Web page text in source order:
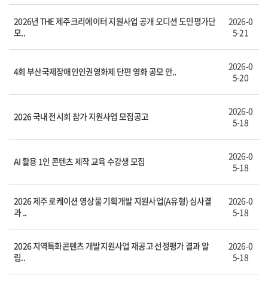
2026년 THE 제주크리에이터 지원사업 공개 오디션 도민평가단
모..
2026-0
5-21
4회 부산국제장애인인권영화제 단편 영화 공모 안..
2026-0
5-20
2026 국내 전시회 참가 지원사업 모집공고
2026-0
5-18
AI 활용 1인 콘텐츠 제작 교육 수강생 모집
2026-0
5-18
2026 제주 로케이션 영상물 기획개발 지원사업(A유형) 심사결
과 ..
2026-0
5-18
2026 지역특화콘텐츠 개발지원사업 재공고 선정평가 결과 알
림..
2026-0
5-18